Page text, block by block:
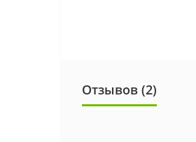
Отзывов (2)